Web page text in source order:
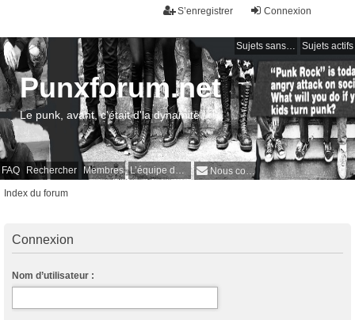
Connexion
S’enregistrer
Sujets sans réponse Sujets actifs
FAQ Rechercher Membres L’équipe du forum Nous contacter
Punxforum.net
Le punk, avant, c'était d'la dynamite !
Index du forum
Connexion
Nom d’utilisateur :